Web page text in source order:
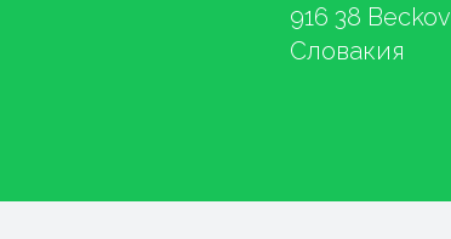
916 38 Beckov
Словакия